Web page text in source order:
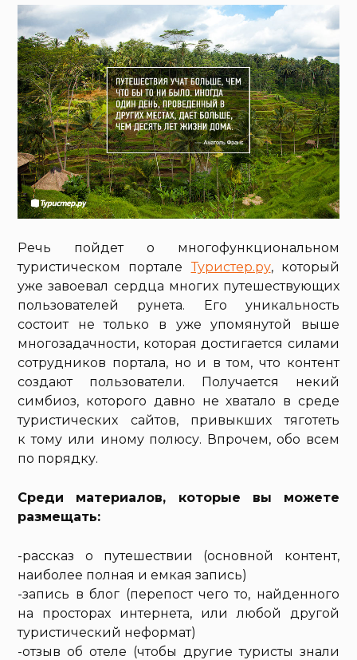
Речь пойдет о многофункциональном
туристическом порталеТуристер.ру, который
уже завоевал сердца многих путешествующих
пользователей рунета. Его уникальность
состоит не только в уже упомянутой выше
многозадачности, которая достигается силами
сотрудников портала, но и в том, что контент
создают пользователи. Получается некий
симбиоз, которого давно не хватало в среде
туристических сайтов, привыкших тяготеть
к тому или иному полюсу. Впрочем, обо всем
по порядку.
Среди материалов, которые вы можете
размещать:
-рассказ о путешествии (основной контент,
наиболее полная и емкая запись)
-запись в блог (перепост чего то, найденного
на просторах интернета, или любой другой
туристический неформат)
-отзыв об отеле (чтобы другие туристы знали